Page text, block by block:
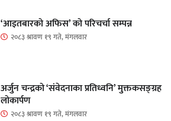
‘आइतबारको अफिस’ को परिचर्चा सम्पन्न
२०८३ श्रावण १९ गते, मंगलवार
अर्जुन चन्द्रको ‘संवेदनाका प्रतिध्वनि’ मुक्तकसङ्ग्रह
लोकार्पण
२०८३ श्रावण १९ गते, मंगलवार